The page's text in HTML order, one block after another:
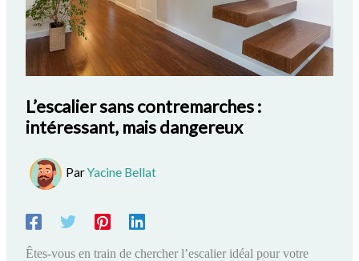
L’escalier sans contremarches :
intéressant, mais dangereux
ParYacine Bellat
Êtes-vous en train de chercher l’escalier idéal pour votre